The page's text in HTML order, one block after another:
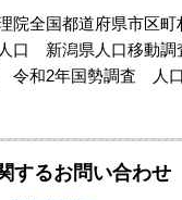
全国都道府県市区町
口 新潟県人口移動調
令和2年国勢調査 人
するお問い合わせ